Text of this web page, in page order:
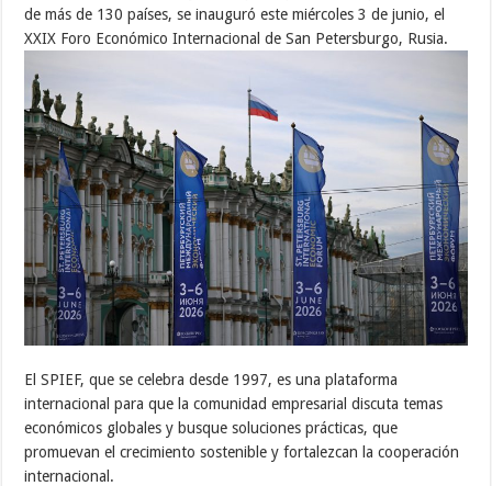
de más de 130 países, se inauguró este miércoles 3 de junio, el
XXIX Foro Económico Internacional de San Petersburgo, Rusia.
El SPIEF, que se celebra desde 1997, es una plataforma
internacional para que la comunidad empresarial discuta temas
económicos globales y busque soluciones prácticas, que
promuevan el crecimiento sostenible y fortalezcan la cooperación
internacional.